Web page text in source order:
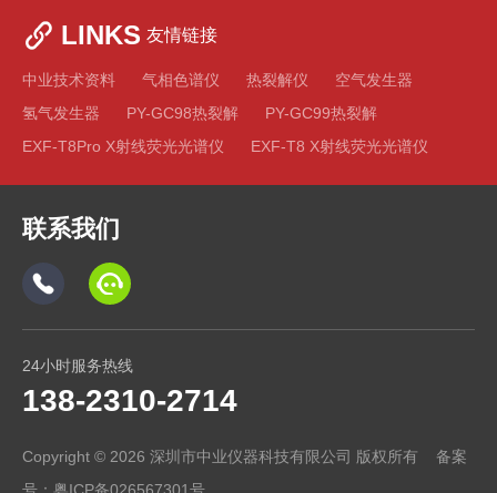
LINKS 友情链接
中业技术资料 气相色谱仪 热裂解仪
空气发生器
氢气发生器
PY-GC98热裂解
PY-GC99热裂解
EXF-T8Pro X射线荧光光谱仪
EXF-T8 X射线荧光光谱仪
联系我们
24小时服务热线
138-2310-2714
Copyright © 2026 深圳市中业仪器科技有限公司 版权所有 备案